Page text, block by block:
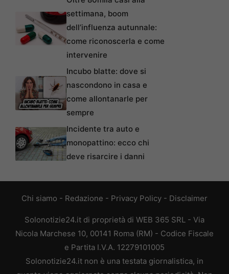
settimana, boom
dell’influenza autunnale:
come riconoscerla e come
intervenire
Incubo blatte: dove si
nascondono in casa e
come allontanarle per
sempre
Incidente tra auto e
monopattino: ecco chi
deve risarcire i danni
Chi siamo - Redazione - Privacy Policy - Disclaimer
Solonotizie24.it di proprietà di WEB 365 SRL - Via
Nicola Marchese 10, 00141 Roma (RM) - Codice Fiscale
e Partita I.V.A. 12279101005
Solonotizie24.it non è una testata giornalistica, in